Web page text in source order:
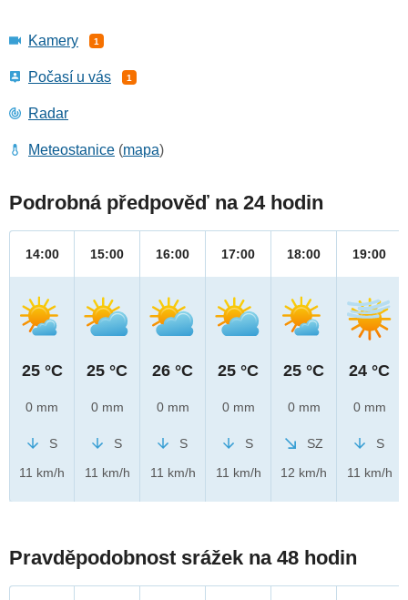
Kamery 1
Počasí u vás 1
Radar
Meteostanice (mapa)
Podrobná předpověď na 24 hodin
14:00
25 °C
0 mm
S
11 km/h
15:00
25 °C
0 mm
S
11 km/h
16:00
26 °C
0 mm
S
11 km/h
17:00
25 °C
0 mm
S
11 km/h
18:00
25 °C
0 mm
SZ
12 km/h
19:00
24 °C
0 mm
S
11 km/h
Pravděpodobnost srážek na 48 hodin